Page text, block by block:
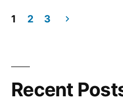
Anda”
pagination
1 2 3
Recent